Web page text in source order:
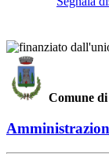
Comune